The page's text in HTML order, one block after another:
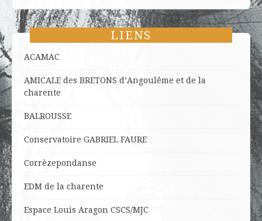
LIENS
ACAMAC
AMICALE des BRETONS d’Angoulême et de la
charente
BALROUSSE
Conservatoire GABRIEL FAURE
Corrèzepondanse
EDM de la charente
Espace Louis Aragon CSCS/MJC